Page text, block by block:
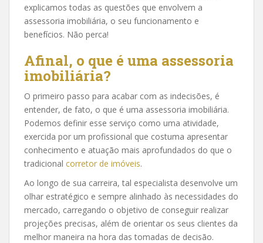
explicamos todas as questões que envolvem a
assessoria imobiliária, o seu funcionamento e
benefícios. Não perca!
Afinal, o que é uma assessoria
imobiliária?
O primeiro passo para acabar com as indecisões, é
entender, de fato, o que é uma assessoria imobiliária.
Podemos definir esse serviço como uma atividade,
exercida por um profissional que costuma apresentar
conhecimento e atuação mais aprofundados do que o
tradicional corretor de imóveis.
Ao longo de sua carreira, tal especialista desenvolve um
olhar estratégico e sempre alinhado às necessidades do
mercado, carregando o objetivo de conseguir realizar
projeções precisas, além de orientar os seus clientes da
melhor maneira na hora das tomadas de decisão.